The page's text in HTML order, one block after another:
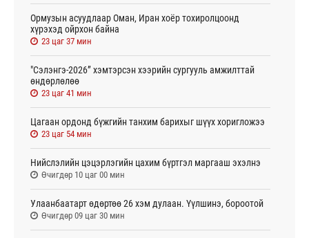
Ормузын асуудлаар Оман, Иран хоёр тохиролцоонд
хүрэхэд ойрхон байна
23 цаг 37 мин
"Сэлэнгэ-2026” хэмтэрсэн хээрийн сургууль амжилттай
өндөрлөлөө
23 цаг 41 мин
Цагаан ордонд бүжгийн танхим барихыг шүүх хоригложээ
23 цаг 54 мин
Нийслэлийн цэцэрлэгийн цахим бүртгэл маргааш эхэлнэ
Өчигдөр 10 цаг 00 мин
Улаанбаатарт өдөртөө 26 хэм дулаан. Үүлшинэ, бороотой
Өчигдөр 09 цаг 30 мин